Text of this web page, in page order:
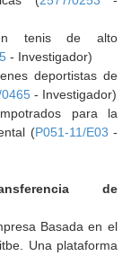
tenis de alto
- Investigador)
deportistas de
- Investigador)
para la
(P051-11/E03 -
de
Basada en el
Una plataforma